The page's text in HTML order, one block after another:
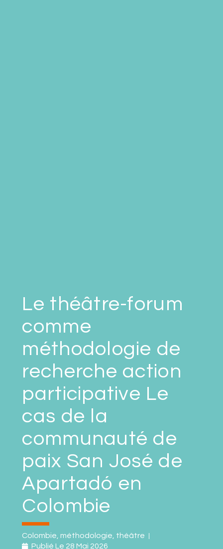
Le théâtre-forum
comme
méthodologie de
recherche action
participative Le
cas de la
communauté de
paix San José de
Apartadó en
Colombie
Colombie,méthodologie, théâtre
Publié Le 28 Mai 2026